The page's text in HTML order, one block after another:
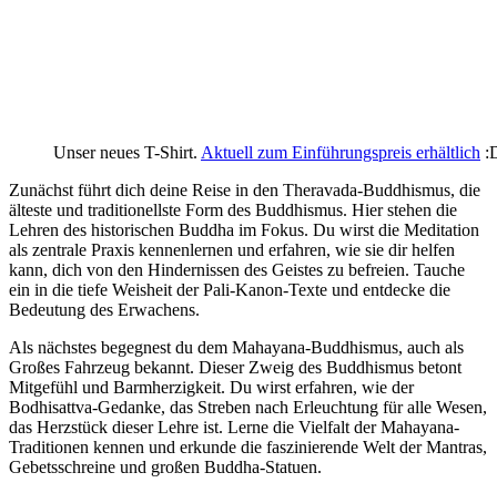
Unser neues T-Shirt. Aktuell zum Einführungspreis erhältlich
Zunächst führt dich deine Reise in den Theravada-Buddhismus, die
älteste und traditionellste Form des Buddhismus. Hier stehen die
Lehren des historischen Buddha im Fokus. Du wirst die Meditation
als zentrale Praxis kennenlernen und erfahren, wie sie dir helfen
kann, dich von den Hindernissen des Geistes zu befreien. Tauche
ein in die tiefe Weisheit der Pali-Kanon-Texte und entdecke die
Bedeutung des Erwachens.
Als nächstes begegnest du dem Mahayana-Buddhismus, auch als
Großes Fahrzeug bekannt. Dieser Zweig des Buddhismus betont
Mitgefühl und Barmherzigkeit. Du wirst erfahren, wie der
Bodhisattva-Gedanke, das Streben nach Erleuchtung für alle Wesen,
das Herzstück dieser Lehre ist. Lerne die Vielfalt der Mahayana-
Traditionen kennen und erkunde die faszinierende Welt der Mantras,
Gebetsschreine und großen Buddha-Statuen.